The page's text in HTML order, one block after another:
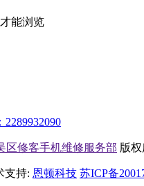
能浏览
2289932090
区修客手机维修服务部 版权
支持: 恩顿科技 苏ICP备